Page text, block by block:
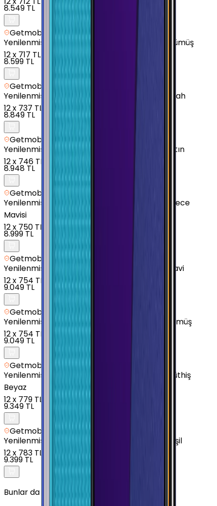
8.549 TL
Getmobil Güvencesi
Yenilenmiş
Samsung Galaxy A05 - 128 GB - Gümüş
12x 717 TL
8.599 TL
Getmobil Güvencesi
Yenilenmiş
Samsung Galaxy A05 - 64 GB - Siyah
12x 737 TL
8.849 TL
Getmobil Güvencesi
Yenilenmiş
Samsung Galaxy A06 - 128 GB - Altın
12x 746 TL
8.948 TL
Getmobil Güvencesi
Yenilenmiş
Samsung Galaxy M40 - 128 GB - Gece
Mavisi
12x 750 TL
8.999 TL
Getmobil Güvencesi
Yenilenmiş
Samsung Galaxy A21s - 64 GB - Mavi
12x 754 TL
9.049 TL
Getmobil Güvencesi
Yenilenmiş
Samsung Galaxy A14 - 128 GB - Gümüş
12x 754 TL
9.049 TL
Getmobil Güvencesi
Yenilenmiş
Samsung Galaxy A32 - 128 GB - Müthiş
Beyaz
12x 779 TL
9.349 TL
Getmobil Güvencesi
Yenilenmiş
Samsung Galaxy M12 - 128 GB - Yeşil
12x 783 TL
9.399 TL
Bunlar da İlginizi Çekebilir